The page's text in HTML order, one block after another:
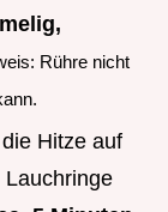
Rühre nicht
Hitze auf
Lauchringe